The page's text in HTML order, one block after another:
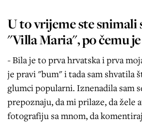
U to vrijeme ste snimali
"Villa Maria", po čemu
- Bila je to prva hrvatska i prva
je pravi "bum" i tada sam shvatila
glumci popularni. Iznenadila sam
prepoznaju, da mi prilaze, da žele
fotografiju sa mnom, da